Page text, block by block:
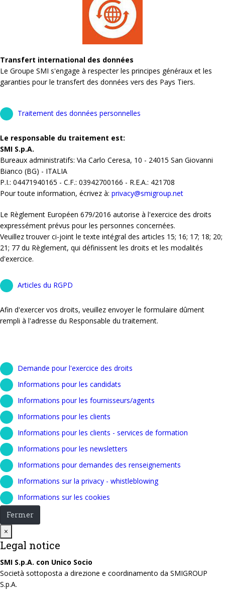
Transfert international des données
Le Groupe SMI s'engage à respecter les principes généraux et les
garanties pour le transfert des données vers des Pays Tiers.
Traitement des données personnelles
Le responsable du traitement est:
SMI S.p.A.
Bureaux administratifs: Via Carlo Ceresa, 10 - 24015 San Giovanni
Bianco (BG) - ITALIA
P.I.: 04471940165 - C.F.: 03942700166 - R.E.A.: 421708
Pour toute information, écrivez à: privacy@smigroup.net
Le Règlement Européen 679/2016 autorise à l'exercice des droits
expressément prévus pour les personnes concernées.
Veuillez trouver ci-joint le texte intégral des articles 15; 16; 17; 18; 20;
21; 77 du Règlement, qui définissent les droits et les modalités
d'exercice.
Articles du RGPD
Afin d'exercer vos droits, veuillez envoyer le formulaire dûment
rempli à l'adresse du Responsable du traitement.
Demande pour l'exercice des droits
Informations pour les candidats
Informations pour les fournisseurs/agents
Informations pour les clients
Informations pour les clients - services de formation
Informations pour les newsletters
Informations pour demandes des renseignements
Informations sur la privacy - whistleblowing
Informations sur les cookies
Fermer
×
Legal notice
SMI S.p.A. con Unico Socio
Società sottoposta a direzione e coordinamento da SMIGROUP
S.p.A.